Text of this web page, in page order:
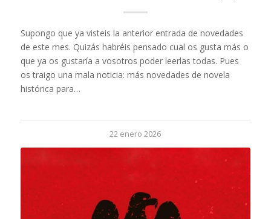
Supongo que ya visteis la anterior entrada de novedades
de este mes. Quizás habréis pensado cual os gusta más o
que ya os gustaría a vosotros poder leerlas todas. Pues
os traigo una mala noticia: más novedades de novela
histórica para…
22 enero 2026